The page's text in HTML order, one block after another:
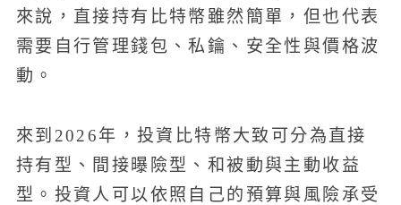
來說，直接持有比特幣雖然簡單，但也代表
需要自行管理錢包、私鑰、安全性與價格波
動。
來到2026年，投資比特幣大致可分為直接
持有型、間接曝險型、和被動與主動收益
型。投資人可以依照自己的預算與風險承受